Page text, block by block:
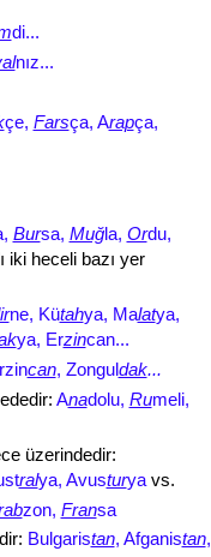
di...
nız...
çe, Farsça, Arapça,
Bursa, Muğla, Ordu,
iki heceli bazı yer
ne, Kütahya, Malatya,
ya, Erzincan...
can, Zonguldak...
Anadolu, Rumeli,
üzerindedir:
ralya, Avusturyavs.
zon, Fransa
Bulgaristan, Afganistan,